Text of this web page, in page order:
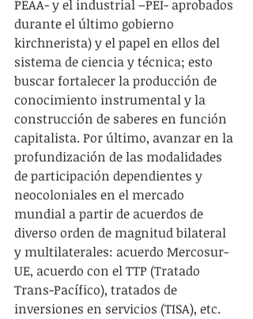
PEAA- y el industrial –PEI- aprobados
durante el último gobierno
kirchnerista) y el papel en ellos del
sistema de ciencia y técnica; esto
buscar fortalecer la producción de
conocimiento instrumental y la
construcción de saberes en función
capitalista. Por último, avanzar en la
profundización de las modalidades
de participación dependientes y
neocoloniales en el mercado
mundial a partir de acuerdos de
diverso orden de magnitud bilateral
y multilaterales: acuerdo Mercosur-
UE, acuerdo con el TTP (Tratado
Trans-Pacífico), tratados de
inversiones en servicios (TISA), etc.